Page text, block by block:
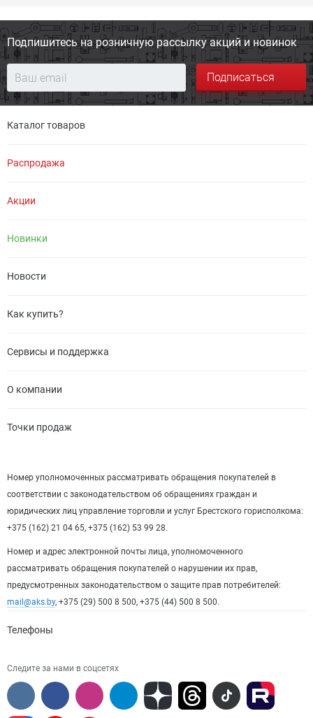
Подпишитесь на розничную рассылку акций и новинок
Подписаться
Каталог товаров
Распродажа
Акции
Новинки
Новости
Как купить?
Сервисы и поддержка
О компании
Точки продаж
Номер уполномоченных рассматривать обращения покупателей в
соответствии с законодательством об обращениях граждан и
юридических лиц управление торговли и услуг Брестского горисполкома:
+375 (162) 21 04 65, +375 (162) 53 99 28.
Номер и адрес электронной почты лица, уполномоченного
рассматривать обращения покупателей о нарушении их прав,
предусмотренных законодательством о защите прав потребителей:
mail@aks.by, +375 (29) 500 8 500, +375 (44) 500 8 500.
Телефоны
Следите за нами в соцсетях